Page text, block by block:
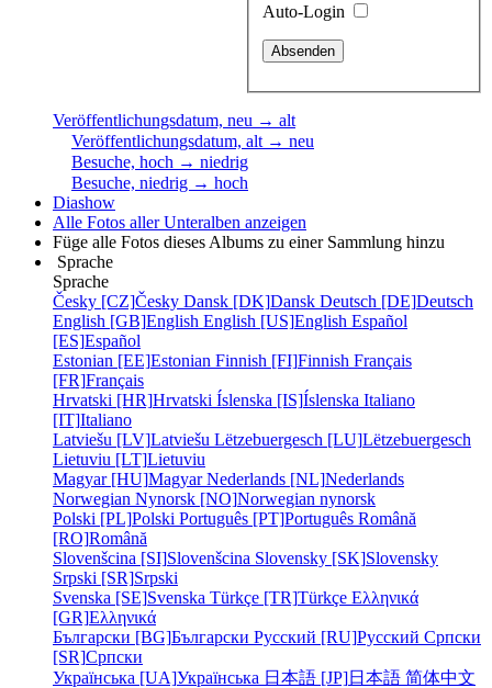
Auto-Login
Veröffentlichungsdatum, neu → alt
Veröffentlichungsdatum, alt → neu
Besuche, hoch → niedrig
Besuche, niedrig → hoch
Diashow
Alle Fotos aller Unteralben anzeigen
Füge alle Fotos dieses Albums zu einer Sammlung hinzu
Sprache
Sprache
Česky [CZ]Česky Dansk [DK]Dansk Deutsch [DE]Deutsch
English [GB]English English [US]English Español
[ES]Español
Estonian [EE]Estonian Finnish [FI]Finnish Français
[FR]Français
Hrvatski [HR]Hrvatski Íslenska [IS]Íslenska Italiano
[IT]Italiano
Latviešu [LV]Latviešu Lëtzebuergesch [LU]Lëtzebuergesch
Lietuviu [LT]Lietuviu
Magyar [HU]MagyarNederlands [NL]Nederlands
Norwegian Nynorsk [NO]Norwegian nynorsk
Polski [PL]Polski Português [PT]Português Română
[RO]Română
Slovenšcina [SI]Slovenšcina Slovensky [SK]Slovensky
Srpski [SR]Srpski
Svenska [SE]Svenska Türkçe [TR]Türkçe Ελληνικά
[GR]Ελληνικά
Български [BG]Български Русский [RU]Русский Српски
[SR]Српски
Українська [UA]Українська 日本語 [JP]日本語 简体中文